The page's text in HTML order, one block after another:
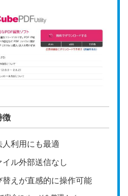
徴
利用にも最適
ル外部送信なし
えが直感的に操作可能